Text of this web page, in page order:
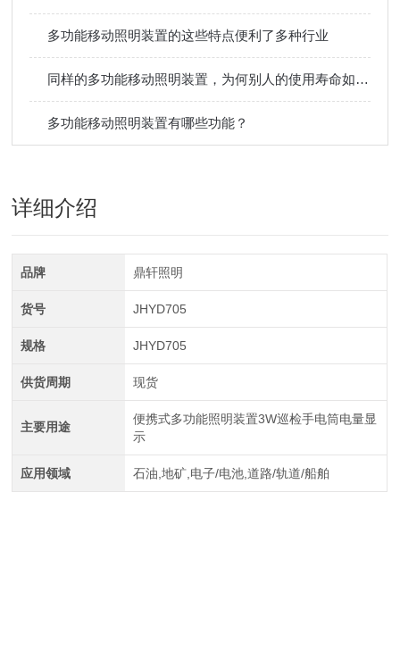
多功能移动照明装置的这些特点便利了多种行业
同样的多功能移动照明装置，为何别人的使用寿命如此长？
多功能移动照明装置有哪些功能？
详细介绍
品牌 鼎轩照明
货号 JHYD705
规格 JHYD705
供货周期 现货
主要用途
便携式多功能照明装置3W巡检手电筒电量显
示
应用领域 石油,地矿,电子/电池,道路/轨道/船舶